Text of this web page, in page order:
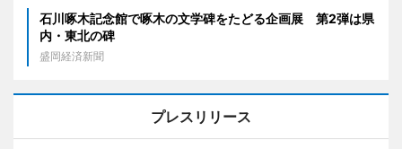
石川啄木記念館で啄木の文学碑をたどる企画展 第2弾は県
内・東北の碑
盛岡経済新聞
プレスリリース